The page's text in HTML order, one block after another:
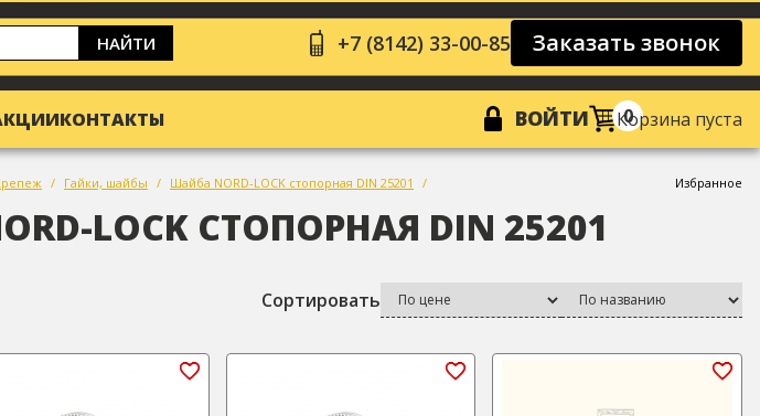
НАЙТИ +7 (8142) 33-00-85 Заказать звонок
КОНТАКТЫ ВОЙТИ 0
Корзина пуста
Гайки, шайбы Шайба NORD-LOCK стопорная DIN 25201 Избранное
LOCK СТОПОРНАЯ DIN 25201
Сортировать